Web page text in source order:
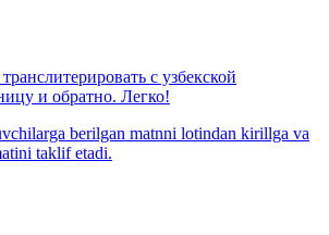
с узбекской
и обратно. Легко!
berilgan matnni lotindan kirillga va
taklif etadi.